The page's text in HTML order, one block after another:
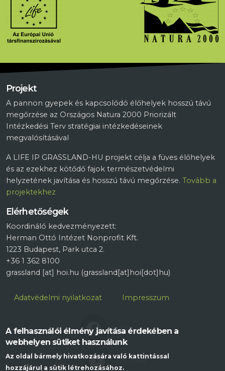
Projekt
A pannon gyepek és kapcsolódó élőhelyek hosszú távú
megőrzése az Országos Natura 2000 Priorizált
Intézkedési Terv stratégiai intézkedéseinek
megvalósításával
A LIFE IP GRASSLAND-HU projekt célja a füves élőhelyek
és az ezekhez kötődő fajok természetvédelmi
helyzetének javítása és hosszú távú megőrzése. Tovább a
projektekhez
Elérhetőségek
Koordináló kedvezményezett:
Herman Ottó Intézet Nonprofit Kft.
1223 Budapest, Park utca 2.
+36 1 362 8100
grassland [at] hoi.hu (grassland[at]hoi[dot]hu)
Lábléc
Adatvédelmi nyilatkozat Impresszum
FACEBOOK
YOUTUBE
A felhasználói élmény javítása érdekében a
webhelyen sütiket használunk
Az oldal bármely hivatkozására való kattintással
hozzájárul a sütik létrehozásához.